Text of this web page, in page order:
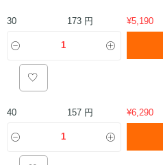
30 173 円 ¥5,190
40 157 円 ¥6,290